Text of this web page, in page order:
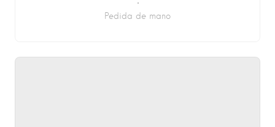
Pedida de mano